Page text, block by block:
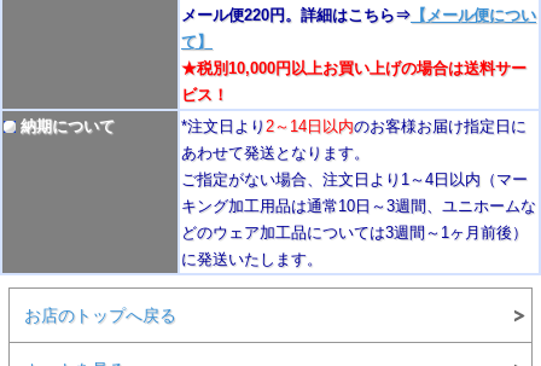
メール便220円。詳細はこちら⇒ 【メール便につい
て】
★税別10,000円以上お買い上げの場合は送料サー
ビス！
納期について
*注文日より 2～14日以内のお客様お届け指定日に
あわせて発送となります。
ご指定がない場合、注文日より1～4日以内 （マー
キング加工用品は通常10日 ～3週間 、ユニホームな
どのウェア加工品については3週間～ 1ヶ月前後 ）
に発送いたします。
お店のトップへ戻る